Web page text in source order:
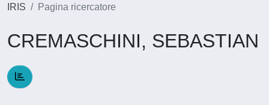
IRIS Pagina ricercatore
CREMASCHINI, SEBASTIAN